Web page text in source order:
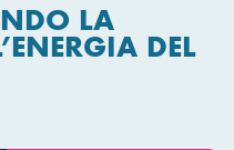
LA
DEL